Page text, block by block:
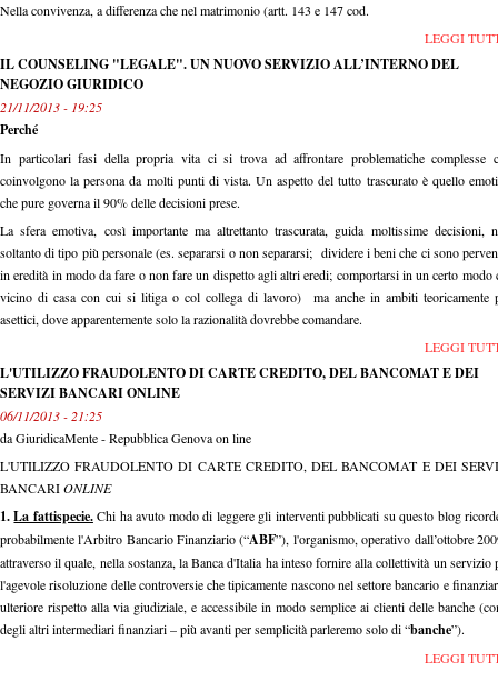
Nella convivenza, a differenza che nel matrimonio (artt. 143 e 147 cod.
LEGGI
IL COUNSELING "LEGALE". UN NUOVO SERVIZIO ALL’INTERNO DEL
NEGOZIO GIURIDICO
21/11/2013 - 19:25
Perché
In particolari fasi della propria vita ci si trova ad affrontare problematiche complesse
coinvolgono la persona da molti punti di vista. Un aspetto del tutto trascurato è quello
che pure governa il 90% delle decisioni prese.
La sfera emotiva, così importante ma altrettanto trascurata, guida moltissime decisioni,
soltanto di tipo più personale (es. separarsi o non separarsi; dividere i beni che ci sono
in eredità in modo da fare o non fare un dispetto agli altri eredi; comportarsi in un certo modo
vicino di casa con cui si litiga o col collega di lavoro) ma anche in ambiti teoricamente
asettici, dove apparentemente solo la razionalità dovrebbe comandare.
LEGGI
L'UTILIZZO FRAUDOLENTO DI CARTE CREDITO, DEL BANCOMAT E DEI
SERVIZI BANCARI ONLINE
06/11/2013 - 21:25
daGiuridicaMente - Repubblica Genova on line
L'UTILIZZO FRAUDOLENTO DI CARTE CREDITO, DEL BANCOMAT E DEI
BANCARIONLINE
1. La fattispecie.Chi ha avuto modo di leggere gli interventi pubblicati su questo blog
probabilmente l'Arbitro Bancario Finanziario (“ABF”), l'organismo, operativo dall’ottobre
attraverso il quale, nella sostanza, la Banca d'Italia ha inteso fornire alla collettività un servizio
l'agevole risoluzione delle controversie che tipicamente nascono nel settore bancario e
ulteriore rispetto alla via giudiziale, e accessibile in modo semplice ai clienti delle banche
degli altri intermediari finanziari – più avanti per semplicità parleremo solo di “banche”).
LEGGI